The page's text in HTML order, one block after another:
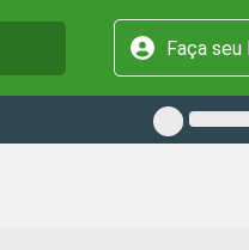
Faça seu